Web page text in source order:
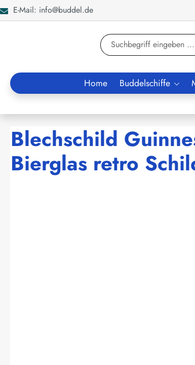
Zur Suche springen
E-Mail: info@buddel.de
Home Buddelschiffe
Blechschild
Bierglas retro